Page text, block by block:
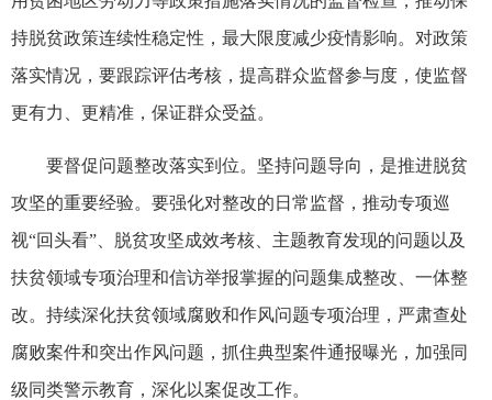
持脱贫政策连续性稳定性，最大限度减少疫情影响。对政策
落实情况，要跟踪评估考核，提高群众监督参与度，使监督
更有力、更精准，保证群众受益。
要督促问题整改落实到位。坚持问题导向，是推进脱贫
攻坚的重要经验。要强化对整改的日常监督，推动专项巡
视“回头看”、脱贫攻坚成效考核、主题教育发现的问题以及
扶贫领域专项治理和信访举报掌握的问题集成整改、一体整
改。持续深化扶贫领域腐败和作风问题专项治理，严肃查处
腐败案件和突出作风问题，抓住典型案件通报曝光，加强同
级同类警示教育，深化以案促改工作。